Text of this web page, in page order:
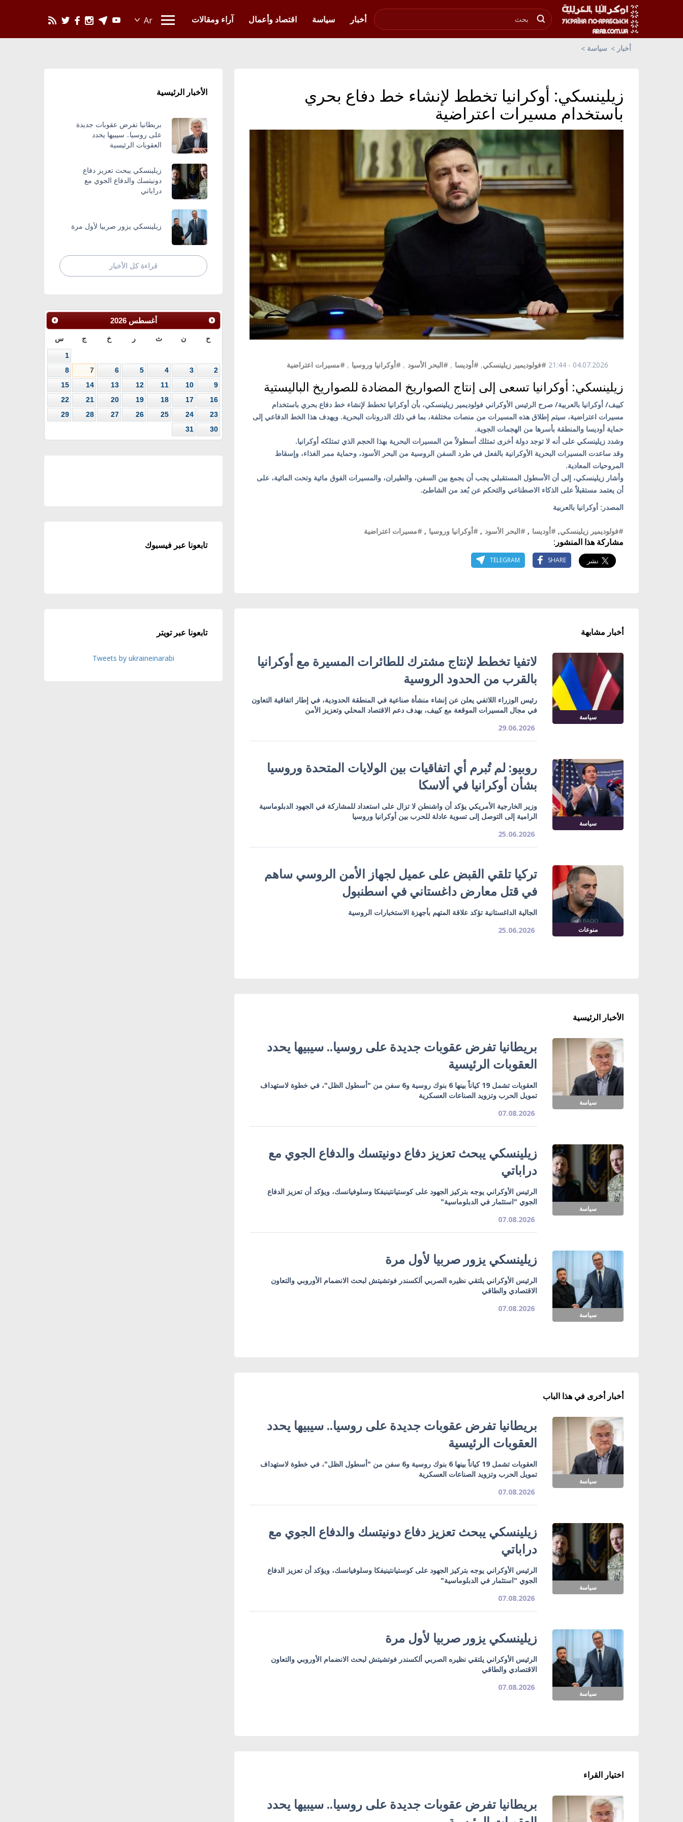
أخبار
سياسة اقتصاد وأعمال آراء ومقالات
أخبار سياسة
زيلينسكي: أوكرانيا تخطط لإنشاء خط دفاع بحري
باستخدام مسيرات اعتراضية
04.07.2026 - 21:44 #فولوديمير زيلينسكي, #أوديسا , #البحر الأسود , #أوكرانيا وروسيا , #مسيرات اعتراضية
زيلينسكي: أوكرانيا تسعى إلى إنتاج الصواريخ المضادة للصواريخ الباليستية
كييف/ أوكرانيا بالعربية/ صرح الرئيس الأوكراني فولوديمير زيلينسكي، بأن أوكرانيا تخطط لإنشاء خط دفاع بحري باستخدام
مسيرات اعتراضية، سيتم إطلاق هذه المسيرات من منصات مختلفة، بما في ذلك الدرونات البحرية. ويهدف هذا الخط الدفاعي إلى
حماية أوديسا والمنطقة بأسرها من الهجمات الجوية.
وشدد زيلينسكي على أنه لا توجد دولة أخرى تمتلك أسطولاً من المسيرات البحرية بهذا الحجم الذي تمتلكه أوكرانيا.
وقد ساعدت المسيرات البحرية الأوكرانية بالفعل في طرد السفن الروسية من البحر الأسود، وحماية ممر الغذاء، وإسقاط
المروحيات المعادية.
وأشار زيلينسكي، إلى أن الأسطول المستقبلي يجب أن يجمع بين السفن، والطيران، والمسيرات الفوق مائية وتحت المائية، على
أن يعتمد مستقبلاً على الذكاء الاصطناعي والتحكم عن بُعد من الشاطئ.
المصدر: أوكرانيا بالعربية
#فولوديمير زيلينسكي, #أوديسا , #البحر الأسود , #أوكرانيا وروسيا , #مسيرات اعتراضية
مشاركة هذا المنشور:
SHARE
TELEGRAM
أخبار مشابهة
سياسة
لاتفيا تخطط لإنتاج مشترك للطائرات المسيرة مع أوكرانيا
بالقرب من الحدود الروسية
رئيس الوزراء اللاتفي يعلن عن إنشاء منشأة صناعية في المنطقة الحدودية، في إطار اتفاقية التعاون
في مجال المسيرات الموقعة مع كييف، بهدف دعم الاقتصاد المحلي وتعزيز الأمن
29.06.2026
سياسة
روبيو: لم تُبرم أي اتفاقيات بين الولايات المتحدة وروسيا
بشأن أوكرانيا في ألاسكا
وزير الخارجية الأمريكي يؤكد أن واشنطن لا تزال على استعداد للمشاركة في الجهود الدبلوماسية
الرامية إلى التوصل إلى تسوية عادلة للحرب بين أوكرانيا وروسيا
25.06.2026
منوعات
تركيا تلقي القبض على عميل لجهاز الأمن الروسي ساهم
في قتل معارض داغستاني في اسطنبول
الجالية الداغستانية تؤكد علاقة المتهم بأجهزة الاستخبارات الروسية
25.06.2026
الأخبار الرئيسية
سياسة
بريطانيا تفرض عقوبات جديدة على روسيا.. سيبيها يحدد
العقوبات الرئيسية
العقوبات تشمل 19 كياناً بينها 6 بنوك روسية و6 سفن من "أسطول الظل"، في خطوة لاستهداف
تمويل الحرب وتزويد الصناعات العسكرية
07.08.2026
سياسة
زيلينسكي يبحث تعزيز دفاع دونيتسك والدفاع الجوي مع
دراباتي
الرئيس الأوكراني يوجه بتركيز الجهود على كوستيانتينيفكا وسلوفيانسك، ويؤكد أن تعزيز الدفاع
الجوي "استثمار في الدبلوماسية"
07.08.2026
سياسة
زيلينسكي يزور صربيا لأول مرة
الرئيس الأوكراني يلتقي نظيره الصربي ألكسندر فوتشيتش لبحث الانضمام الأوروبي والتعاون
الاقتصادي والطاقي
07.08.2026
أخبار أخرى في هذا الباب
سياسة
بريطانيا تفرض عقوبات جديدة على روسيا.. سيبيها يحدد
العقوبات الرئيسية
العقوبات تشمل 19 كياناً بينها 6 بنوك روسية و6 سفن من "أسطول الظل"، في خطوة لاستهداف
تمويل الحرب وتزويد الصناعات العسكرية
07.08.2026
سياسة
زيلينسكي يبحث تعزيز دفاع دونيتسك والدفاع الجوي مع
دراباتي
الرئيس الأوكراني يوجه بتركيز الجهود على كوستيانتينيفكا وسلوفيانسك، ويؤكد أن تعزيز الدفاع
الجوي "استثمار في الدبلوماسية"
07.08.2026
سياسة
زيلينسكي يزور صربيا لأول مرة
الرئيس الأوكراني يلتقي نظيره الصربي ألكسندر فوتشيتش لبحث الانضمام الأوروبي والتعاون
الاقتصادي والطاقي
07.08.2026
اختيار القراء
بريطانيا تفرض عقوبات جديدة على روسيا.. سيبيها يحدد
الأخبار الرئيسية
بريطانيا تفرض عقوبات جديدة
على روسيا.. سيبيها يحدد
العقوبات الرئيسية
زيلينسكي يبحث تعزيز دفاع
دونيتسك والدفاع الجوي مع
دراباتي
زيلينسكي يزور صربيا لأول مرة
قراءة كل الأخبار
أغسطس 2026
ح ن ث ر خ ج س
1
2
3
4
5
6
7
8
9
10
11
12
13
14
15
16
17
18
19
20
21
22
23
24
25
26
27
28
29
30
31
تابعونا عبر فيسبوك
تابعونا عبر تويتر
Tweets by ukraineinarabi